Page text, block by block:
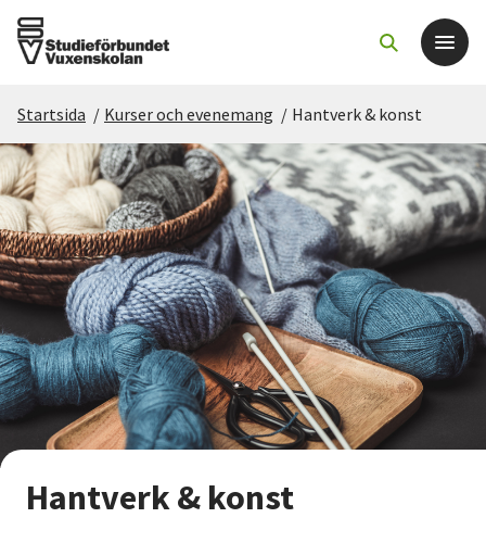
Det här gör vi
För dig som
Sök kurser och evenemang
Om SV
Starta studiecirkel
Cirkelledare
Nyheter
Startsida / Kurser och evenemang / Hantverk & konst
Hantverk & konst